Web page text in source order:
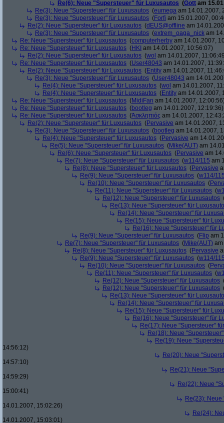
Re(6): Neue "Supersteuer" für Luxusautos (Gott am
Re(3): Neue "Supersteuer" für Luxusautos (eumega am 14.01.2007,
Re(3): Neue "Supersteuer" für Luxusautos (Forfi am 15.01.2007,
Re(2): Neue "Supersteuer" für Luxusautos (dEUS@offline am
Re(3): Neue "Supersteuer" für Luxusautos (extrem_oaga_nick am
Re: Neue "Supersteuer" für Luxusautos (computerherby am 14.01.2007,
Re: Neue "Supersteuer" für Luxusautos (HKI am 14.01.2007, 10:56:07)
Re(2): Neue "Supersteuer" für Luxusautos (wol am 14.01.2007,
Re: Neue "Supersteuer" für Luxusautos (User48043 am 14.01.2007,
Re(2): Neue "Supersteuer" für Luxusautos (Entity am 14.01.2007,
Re(3): Neue "Supersteuer" für Luxusautos (User48043 am
Re(4): Neue "Supersteuer" für Luxusautos (wol am 14.01.2007,
Re(4): Neue "Supersteuer" für Luxusautos (Entity am 14.01.2007,
Re: Neue "Supersteuer" für Luxusautos (MidiFan am 14.01.2007,
Re: Neue "Supersteuer" für Luxusautos (bootleg am 14.01.2007, 12:19:36)
Re: Neue "Supersteuer" für Luxusautos (Ἀσκληπιός am 14.01.2007,
Re(2): Neue "Supersteuer" für Luxusautos (Pervasive am 14.01.2007,
Re(3): Neue "Supersteuer" für Luxusautos (bootleg am 14.01.2007,
Re(4): Neue "Supersteuer" für Luxusautos (Pervasive am
Re(5): Neue "Supersteuer" für Luxusautos (Mike(AUT) am
Re(6): Neue "Supersteuer" für Luxusautos (Pervasive am
Re(7): Neue "Supersteuer" für Luxusautos (w114/115 am
Re(8): Neue "Supersteuer" für Luxusautos (Pervasive
Re(9): Neue "Supersteuer" für Luxusautos (w114/
Re(10): Neue "Supersteuer" für Luxusautos (
Re(11): Neue "Supersteuer" für Luxusautos (
Re(12): Neue "Supersteuer" für Luxusautos
Re(13): Neue "Supersteuer" für
Re(14): Neue "Supersteuer" für
Re(15): Neue "Supersteuer" für
Re(16): Neue "Supersteuer" für
Re(9): Neue "Supersteuer" für Luxusautos (Flip am
Re(7): Neue "Supersteuer" für Luxusautos (Mike(AUT)
Re(8): Neue "Supersteuer" für Luxusautos (Pervasive
Re(9): Neue "Supersteuer" für Luxusautos (w114/
Re(10): Neue "Supersteuer" für Luxusautos (
Re(11): Neue "Supersteuer" für Luxusautos (
Re(12): Neue "Supersteuer" für Luxusautos
Re(12): Neue "Supersteuer" für Luxusautos
Re(13): Neue "Supersteuer" für
Re(14): Neue "Supersteuer" für
Re(15): Neue "Supersteuer" für
Re(16): Neue "Supersteuer" für
Re(17): Neue "Supersteuer"
Re(18): Neue
Re(19): Neue
14:56:12)
Re(20): Neue
14:57:10)
Re(21): Neue
14:59:29)
Re(22): Neue
15:00:41)
Re(23):
14.01.2007, 15:02:26)
Re(24):
14.01.2007, 15:03:01)